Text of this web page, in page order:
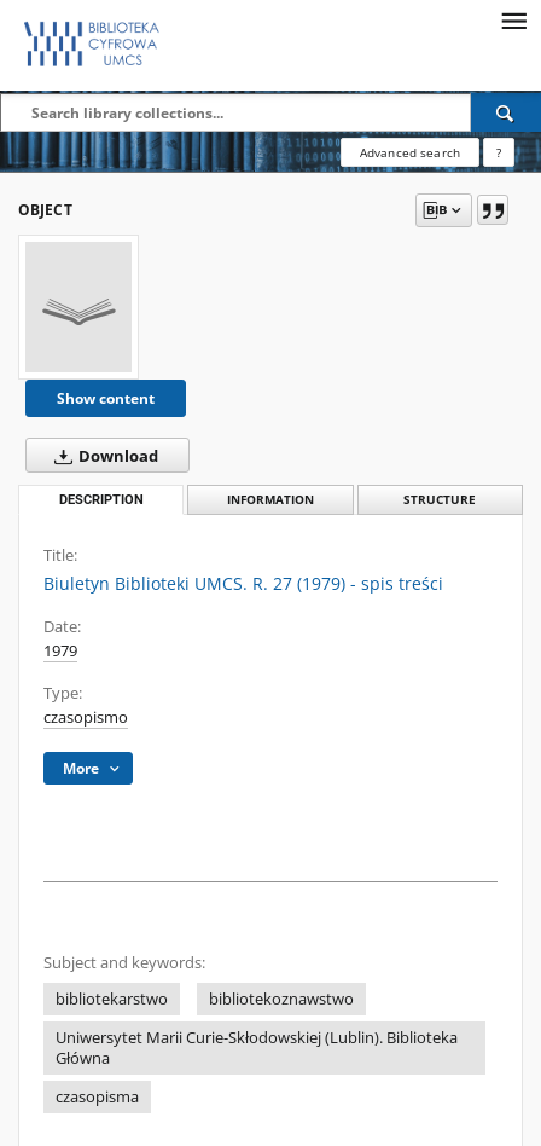
Advanced search ?
OBJECT
Show content
Download
DESCRIPTION INFORMATION STRUCTURE
Title:
Biuletyn Biblioteki UMCS. R. 27 (1979) - spis treści
Date:
1979
Type:
czasopismo
More
Subject and keywords:
bibliotekarstwo
bibliotekoznawstwo
Uniwersytet Marii Curie-Skłodowskiej (Lublin). Biblioteka
Główna
czasopisma